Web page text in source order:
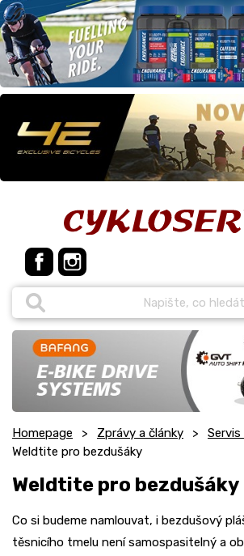
Homepage Zprávy a články
Servis
Weldtite pro bezdušáky
Weldtite pro bezdušáky
Co si budeme namlouvat, i bezdušový
těsnicího tmelu není samospasitelný a